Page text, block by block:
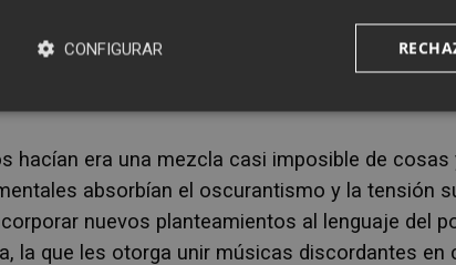
hacían era una mezcla casi imposible de cosas
absorbían el oscurantismo y la tensión
nuevos planteamientos al lenguaje del
la que les otorga unir músicas discordantes en
CONFIGURAR